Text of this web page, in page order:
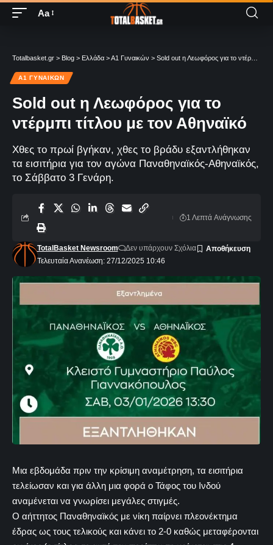
Aa
Totalbasket.gr > Blog > Ελλάδα >Α1 Γυναικών > Sold out η Λεωφόρος για το ντέρμπι τίτλου με τον Αθηναϊκό
Α1 ΓΥΝΑΙΚΏΝ
Sold out η Λεωφόρος για το
ντέρμπι τίτλου με τον Αθηναϊκό
Χθες το πρωί βγήκαν, χθες το βράδυ εξαντλήθηκαν
τα εισιτήρια για τον αγώνα Παναθηναϊκός-Αθηναϊκός,
το Σάββατο 3 Γενάρη.
Τελευταία Ανανέωση: 27/12/2025 10:46
TotalBasket Newsroom Δεν υπάρχουν Σχόλια
1 Λεπτά Aνάγνωσης
Μια εβδομάδα πριν την κρίσιμη αναμέτρηση, τα εισιτήρια
τελείωσαν και για άλλη μια φορά ο Τάφος του Ινδού
αναμένεται να γνωρίσει μεγάλες στιγμές.
Ο αήττητος Παναθηναϊκός με νίκη παίρνει πλεονέκτημα
έδρας ως τους τελικούς και κάνει το 2-0 καθώς μεταφέρονται